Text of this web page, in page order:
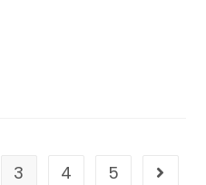
3 4 5